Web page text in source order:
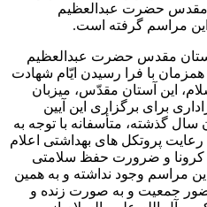
مقدس حضرت عبدالعظیم
این مراسم گرفته است.
مقدس حضرت عبدالعظیم
با فرا رسیدن ایّام شهادت
این آستان مقدّس، میزبان
برای برگزاری این آیین
گذشته، متأسفانه با توجه به
پروتکل های بهداشتی اعلام
کرونا و ضرورت حفظ سلامتی
مراسم وجود نداشته و به همین
جمعیت و به صورت زنده و